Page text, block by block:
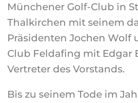
Münchener Golf-Club in
Thalkirchen mit seinem
Präsidenten Jochen Wolf
Club Feldafing mit Edgar
Vertreter des Vorstands.
Bis zu seinem Tode im